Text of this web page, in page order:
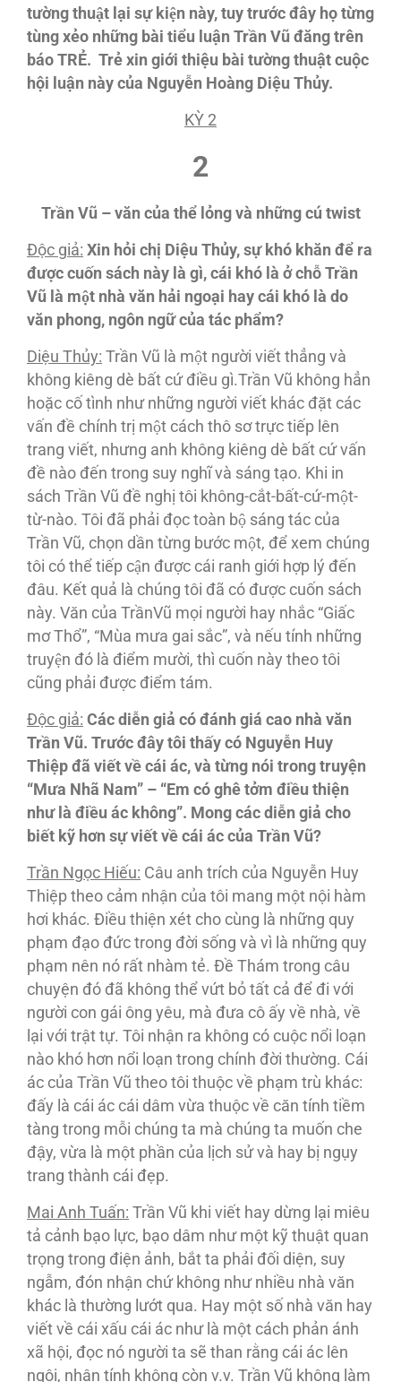
tường thuật lại sự kiện này, tuy trước đây họ từng
tùng xẻo những bài tiểu luận Trần Vũ đăng trên
báo TRẺ. Trẻ xin giới thiệu bài tường thuật cuộc
hội luận này của Nguyễn Hoàng Diệu Thủy.
KỲ 2
2
Trần Vũ – văn của thể lỏng và những cú twist
Độc giả: Xin hỏi chị Diệu Thủy, sự khó khăn để ra
được cuốn sách này là gì, cái khó là ở chỗ Trần
Vũ là một nhà văn hải ngoại hay cái khó là do
văn phong, ngôn ngữ của tác phẩm?
Diệu Thủy: Trần Vũ là một người viết thẳng và
không kiêng dè bất cứ điều gì.Trần Vũ không hẳn
hoặc cố tình như những người viết khác đặt các
vấn đề chính trị một cách thô sơ trực tiếp lên
trang viết, nhưng anh không kiêng dè bất cứ vấn
đề nào đến trong suy nghĩ và sáng tạo. Khi in
sách Trần Vũ đề nghị tôi không-cắt-bất-cứ-một-
từ-nào. Tôi đã phải đọc toàn bộ sáng tác của
Trần Vũ, chọn dần từng bước một, để xem chúng
tôi có thể tiếp cận được cái ranh giới hợp lý đến
đâu. Kết quả là chúng tôi đã có được cuốn sách
này. Văn của TrầnVũ mọi người hay nhắc “Giấc
mơ Thổ”, “Mùa mưa gai sắc”, và nếu tính những
truyện đó là điểm mười, thì cuốn này theo tôi
cũng phải được điểm tám.
Độc giả: Các diễn giả có đánh giá cao nhà văn
Trần Vũ. Trước đây tôi thấy có Nguyễn Huy
Thiệp đã viết về cái ác, và từng nói trong truyện
“Mưa Nhã Nam” – “Em có ghê tởm điều thiện
như là điều ác không”. Mong các diễn giả cho
biết kỹ hơn sự viết về cái ác của Trần Vũ?
Trần Ngọc Hiếu: Câu anh trích của Nguyễn Huy
Thiệp theo cảm nhận của tôi mang một nội hàm
hơi khác. Ðiều thiện xét cho cùng là những quy
phạm đạo đức trong đời sống và vì là những quy
phạm nên nó rất nhàm tẻ. Ðề Thám trong câu
chuyện đó đã không thể vứt bỏ tất cả để đi với
người con gái ông yêu, mà đưa cô ấy về nhà, về
lại với trật tự. Tôi nhận ra không có cuộc nổi loạn
nào khó hơn nổi loạn trong chính đời thường. Cái
ác của Trần Vũ theo tôi thuộc về phạm trù khác:
đấy là cái ác cái dâm vừa thuộc về căn tính tiềm
tàng trong mỗi chúng ta mà chúng ta muốn che
đậy, vừa là một phần của lịch sử và hay bị ngụy
trang thành cái đẹp.
Mai Anh Tuấn: Trần Vũ khi viết hay dừng lại miêu
tả cảnh bạo lực, bạo dâm như một kỹ thuật quan
trọng trong điện ảnh, bắt ta phải đối diện, suy
ngẫm, đón nhận chứ không như nhiều nhà văn
khác là thường lướt qua. Hay một số nhà văn hay
viết về cái xấu cái ác như là một cách phản ánh
xã hội, đọc nó người ta sẽ than rằng cái ác lên
ngôi, nhân tính không còn v.v. Trần Vũ không làm